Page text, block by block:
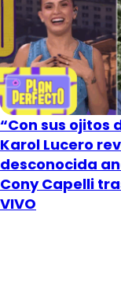
“Con sus ojitos
Karol Lucero
desconocida
Cony Capelli
VIVO